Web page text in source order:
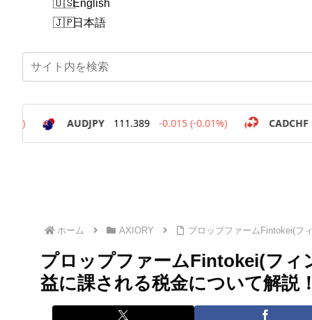
English
日本語
ホーム AXIORY プロップファームFintokei(フ
プロップファームFintokei(フィ
益に課される税金について解説！